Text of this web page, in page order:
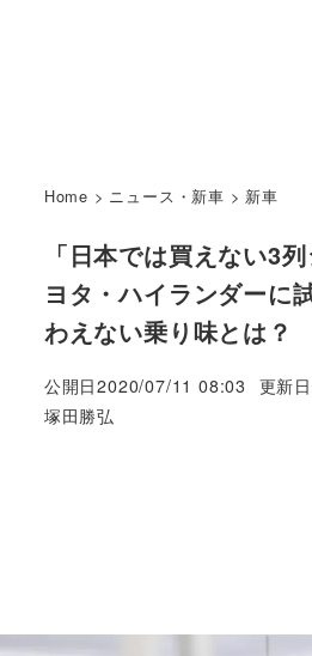
Home > ニュース・新車 > 新車
「日本では買えない3
ヨタ・ハイランダーに
わえない乗り味とは？
公開日2020/07/11 08:03 更新日
著
塚田勝弘